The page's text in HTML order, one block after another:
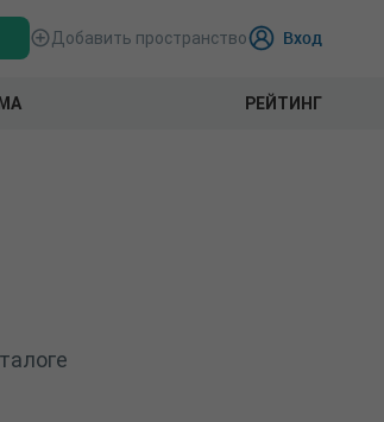
Добавить пространство Вход
РЕЙТИНГ